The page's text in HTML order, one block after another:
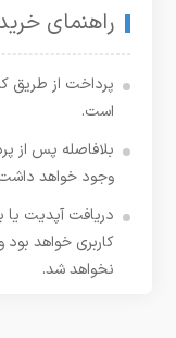
راهنمای
پرداخت از طریق
است.
بلافاصله پس از
وجود خواهد
دریافت آپدیت یا
کاربری خواهد بود
نخواهد شد.